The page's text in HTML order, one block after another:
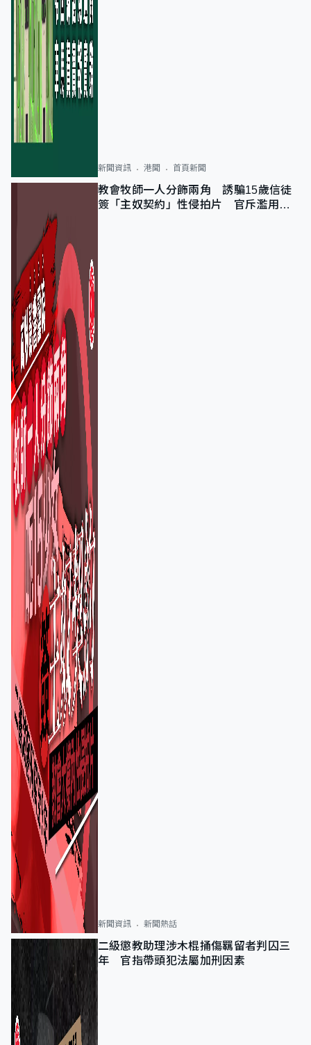
新聞資訊 港聞 首頁新聞
教會牧師一人分飾兩角 誘騙15歲信徒
簽「主奴契約」性侵拍片 官斥濫用教
新聞資訊 新聞熱話
二級懲教助理涉木棍捅傷羈留者判囚三
年 官指帶頭犯法屬加刑因素